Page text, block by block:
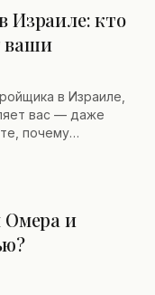
Израиле: кто
ваши
в Израиле,
вас — даже
почему
Омера и